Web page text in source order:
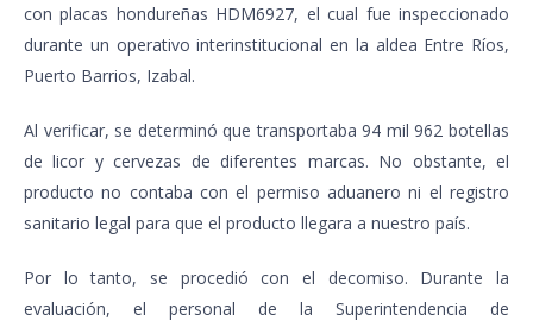
con placas hondureñas HDM6927, el cual fue inspeccionado
durante un operativo interinstitucional en la aldea Entre Ríos,
Puerto Barrios, Izabal.
Al verificar, se determinó que transportaba 94 mil 962 botellas
de licor y cervezas de diferentes marcas. No obstante, el
producto no contaba con el permiso aduanero ni el registro
sanitario legal para que el producto llegara a nuestro país.
Por lo tanto, se procedió con el decomiso. Durante la
evaluación, el personal de la Superintendencia de